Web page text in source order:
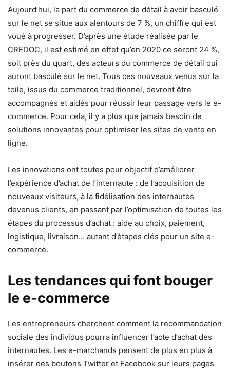
Aujourd’hui, la part du commerce de détail à avoir basculé
sur le net se situe aux alentours de 7 %, un chiffre qui est
voué à progresser. D’après une étude réalisée par le
CREDOC, il est estimé en effet qu’en 2020 ce seront 24 %,
soit près du quart, des acteurs du commerce de détail qui
auront basculé sur le net. Tous ces nouveaux venus sur la
toile, issus du commerce traditionnel, devront être
accompagnés et aidés pour réussir leur passage vers le e-
commerce. Pour cela, il y a plus que jamais besoin de
solutions innovantes pour optimiser les sites de vente en
ligne.
Les innovations ont toutes pour objectif d’améliorer
l’expérience d’achat de l’internaute : de l’acquisition de
nouveaux visiteurs, à la fidélisation des internautes
devenus clients, en passant par l’optimisation de toutes les
étapes du processus d’achat : aide au choix, paiement,
logistique, livraison… autant d’étapes clés pour un site e-
commerce.
Les tendances qui font bouger
le e-commerce
Les entrepreneurs cherchent comment la recommandation
sociale des individus pourra influencer l’acte d’achat des
internautes. Les e-marchands pensent de plus en plus à
insérer des boutons Twitter et Facebook sur leurs pages